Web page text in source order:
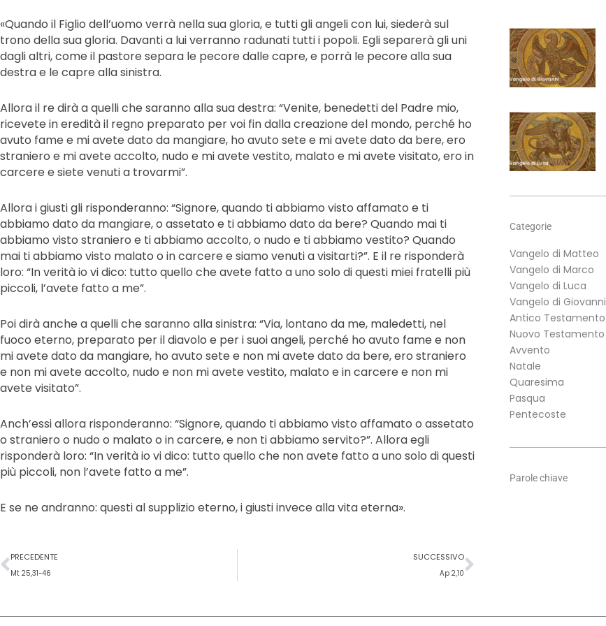
o
diminuire
il
«Quando il Figlio dell’uomo verrà nella sua gloria, e tutti gli angeli con lui, siederà sul
trono della sua gloria. Davanti a lui verranno radunati tutti i popoli. Egli separerà gli uni
dagli altri, come il pastore separa le pecore dalle capre, e porrà le pecore alla sua
destra e le capre alla sinistra.
Allora il re dirà a quelli che saranno alla sua destra: “Venite, benedetti del Padre mio,
ricevete in eredità il regno preparato per voi fin dalla creazione del mondo, perché ho
avuto fame e mi avete dato da mangiare, ho avuto sete e mi avete dato da bere, ero
straniero e mi avete accolto, nudo e mi avete vestito, malato e mi avete visitato, ero in
carcere e siete venuti a trovarmi”.
Allora i giusti gli risponderanno: “Signore, quando ti abbiamo visto affamato e ti
abbiamo dato da mangiare, o assetato e ti abbiamo dato da bere? Quando mai ti
abbiamo visto straniero e ti abbiamo accolto, o nudo e ti abbiamo vestito? Quando
mai ti abbiamo visto malato o in carcere e siamo venuti a visitarti?”. E il re risponderà
loro: “In verità io vi dico: tutto quello che avete fatto a uno solo di questi miei fratelli più
piccoli, l’avete fatto a me”.
Poi dirà anche a quelli che saranno alla sinistra: “Via, lontano da me, maledetti, nel
fuoco eterno, preparato per il diavolo e per i suoi angeli, perché ho avuto fame e non
mi avete dato da mangiare, ho avuto sete e non mi avete dato da bere, ero straniero
e non mi avete accolto, nudo e non mi avete vestito, malato e in carcere e non mi
avete visitato”.
Anch’essi allora risponderanno: “Signore, quando ti abbiamo visto affamato o assetato
o straniero o nudo o malato o in carcere, e non ti abbiamo servito?”. Allora egli
risponderà loro: “In verità io vi dico: tutto quello che non avete fatto a uno solo di questi
più piccoli, non l’avete fatto a me”.
E se ne andranno: questi al supplizio eterno, i giusti invece alla vita eterna».
Precedente
PRECEDENTE
Mt 25,31-46
SUCCESSIVO
Ap 2,10
Successivo
Categorie
Vangelo di Matteo
Vangelo di Marco
Vangelo di Luca
Vangelo di Giovanni
Antico Testamento
Nuovo Testamento
Avvento
Natale
Quaresima
Pasqua
Pentecoste
Parole chiave